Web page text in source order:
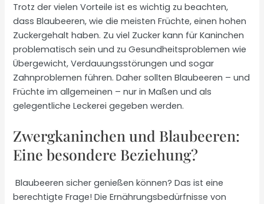
Trotz der vielen Vorteile ist es wichtig zu beachten,
dass Blaubeeren, wie die meisten Früchte, einen hohen
Zuckergehalt haben. Zu viel Zucker kann für Kaninchen
problematisch sein und zu Gesundheitsproblemen wie
Übergewicht, Verdauungsstörungen und sogar
Zahnproblemen führen. Daher sollten Blaubeeren – und
Früchte im allgemeinen – nur in Maßen und als
gelegentliche Leckerei gegeben werden.
Zwergkaninchen und Blaubeeren:
Eine besondere Beziehung?
Blaubeeren sicher genießen können? Das ist eine
berechtigte Frage! Die Ernährungsbedürfnisse von